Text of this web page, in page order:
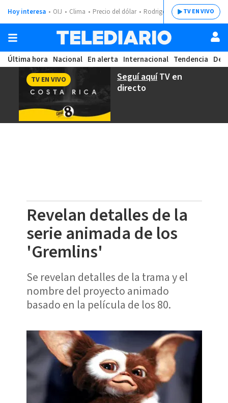
Hoy interesa OIJ Clima Precio del dólar Rodrigo ChavesTV EN VIVO
Última hora Nacional En alerta Internacional Tendencia
Seguí aquíTV en
directo
TV EN VIVO
Revelan detalles de la
serie animada de los
'Gremlins'
Se revelan detalles de la trama y el
nombre del proyecto animado
basado en la película de los 80.